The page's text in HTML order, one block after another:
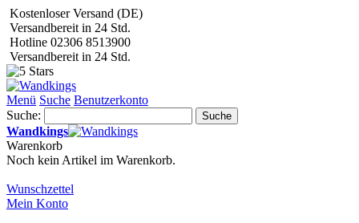
Kostenloser Versand (DE)
Versandbereit in 24 Std.
Hotline 02306 8513900
Versandbereit in 24 Std.
Menü Suche Benutzerkonto
Suche:
Suche
Wandkings
Warenkorb
Noch kein Artikel im Warenkorb.
Wunschzettel
Mein Konto